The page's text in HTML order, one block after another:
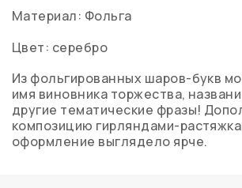
Материал: Фольга
Цвет: серебро
Из фольгированных шаров-букв
имя виновника торжества,
другие тематические фразы!
композицию гирляндами-
оформление выглядело ярче.